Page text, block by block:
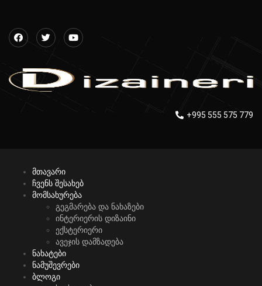
+995 555 575 779
მთავარი
ჩვენს შესახებ
მომსახურება
გეგმარება და ნახაზები
ინტერიერის დიზაინი
ექსტერიერი
ავეჯის დამზადება
ნახატები
ნამუშევრები
ბლოგი